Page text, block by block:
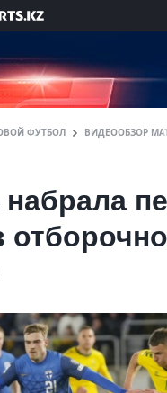
ФУТБОЛ ВИДЕООБЗОР